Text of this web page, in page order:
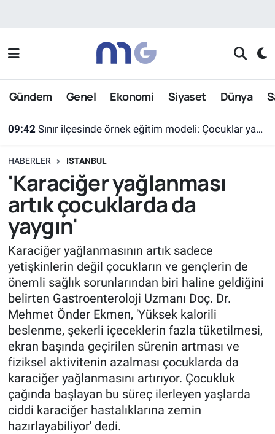
Gündem Genel Ekonomi Siyaset Dünya
09:42 Sınır ilçesinde örnek eğitim modeli: Çocuklar yazın ekran yerine etkinlikleri seçti
HABERLER ISTANBUL
'Karaciğer yağlanması
artık çocuklarda da
yaygın'
Karaciğer yağlanmasının artık sadece
yetişkinlerin değil çocukların ve gençlerin de
önemli sağlık sorunlarından biri haline geldiğini
belirten Gastroenteroloji Uzmanı Doç. Dr.
Mehmet Önder Ekmen, 'Yüksek kalorili
beslenme, şekerli içeceklerin fazla tüketilmesi,
ekran başında geçirilen sürenin artması ve
fiziksel aktivitenin azalması çocuklarda da
karaciğer yağlanmasını artırıyor. Çocukluk
çağında başlayan bu süreç ilerleyen yaşlarda
ciddi karaciğer hastalıklarına zemin
hazırlayabiliyor' dedi.
Nöbetçi Eczaneler
Hava Durumu
Süper Lig Puan Durumu ve Fikstür
Tüm Manşetler
Son Dakika Haberleri
Haber Arşivi